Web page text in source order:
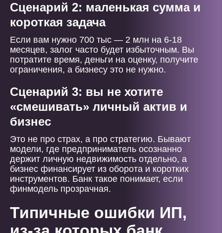
Сценарий 2: маленькая сумма и
короткая задача
Если вам нужно 700 тыс — 2 млн на 6-18
месяцев, залог часто будет избыточным. Вы
потратите время, деньги на оценку, получите
ограничения, а бизнесу это не нужно.
Сценарий 3: вы не хотите
«смешивать» личный актив и
бизнес
Это не про страх, а про стратегию. Бывают
модели, где предприниматель осознанно
держит личную недвижимость отдельно, а
бизнес финансирует из оборота и коротких
инструментов. Банк такое понимает, если
финмодель прозрачная.
Типичные ошибки ИП,